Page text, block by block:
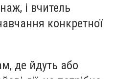
і вчитель
конкретної
де йдуть або